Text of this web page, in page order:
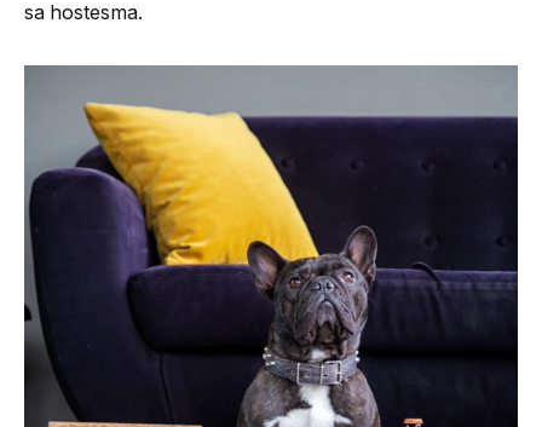
sa hostesma.